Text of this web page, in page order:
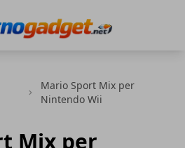
Mario Sport Mix per
Nintendo Wii
Mix per